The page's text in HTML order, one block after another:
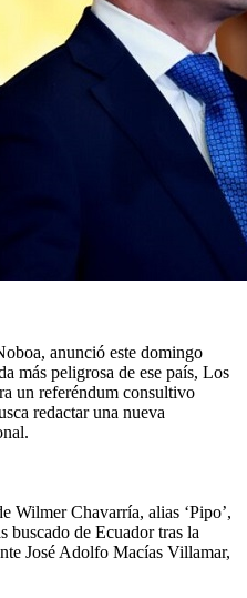
anunció este domingo
más peligrosa de ese país, Los
un referéndum consultivo
redactar una nueva
Wilmer Chavarría, alias ‘Pipo’,
buscado de Ecuador tras la
José Adolfo Macías Villamar,